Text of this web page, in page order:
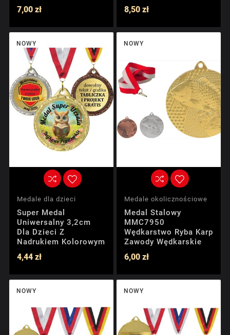
7,00 zł 8,50 zł
NOWY
Medale dla dzieci
Super Medal
Uniwersalny 3,2cm
Dla Dzieci Z
Nadrukiem Kolorowym
4,44 zł
NOWY
Medale okolicznościowe
Medal Stalowy
MMC7950
Wędkarstwo Ryba Karp
Zawody Wędkarskie
6,00 zł
NOWY NOWY